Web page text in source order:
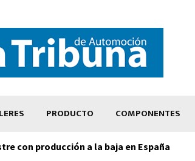
PRODUCTO COMPONENTES
con producción a la baja en España